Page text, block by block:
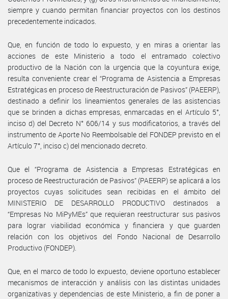
siempre y cuando permitan financiar proyectos con los destinos
precedentemente indicados.
Que, en función de todo lo expuesto, y en miras a orientar las
acciones de este Ministerio a todo el entramado colectivo
productivo de la Nación con la urgencia que la coyuntura exige,
resulta conveniente crear el “Programa de Asistencia a Empresas
Estratégicas en proceso de Reestructuración de Pasivos” (PAEERP),
destinado a definir los lineamientos generales de las asistencias
que se brinden a dichas empresas, enmarcadas en el Artículo 5°,
inciso d) del Decreto N° 606/14 y sus modificatorios, a través del
instrumento de Aporte No Reembolsable del FONDEP previsto en el
Artículo 7°, inciso c) del mencionado decreto.
Que el “Programa de Asistencia a Empresas Estratégicas en
proceso de Reestructuración de Pasivos” (PAEERP) se aplicará a los
proyectos cuyas solicitudes sean recibidas en el ámbito del
MINISTERIO DE DESARROLLO PRODUCTIVO destinados a
“Empresas No MiPyMEs” que requieran reestructurar sus pasivos
para lograr viabilidad económica y financiera y que guarden
relación con los objetivos del Fondo Nacional de Desarrollo
Productivo (FONDEP).
Que, en el marco de todo lo expuesto, deviene oportuno establecer
mecanismos de interacción y análisis con las distintas unidades
organizativas y dependencias de este Ministerio, a fin de poner a